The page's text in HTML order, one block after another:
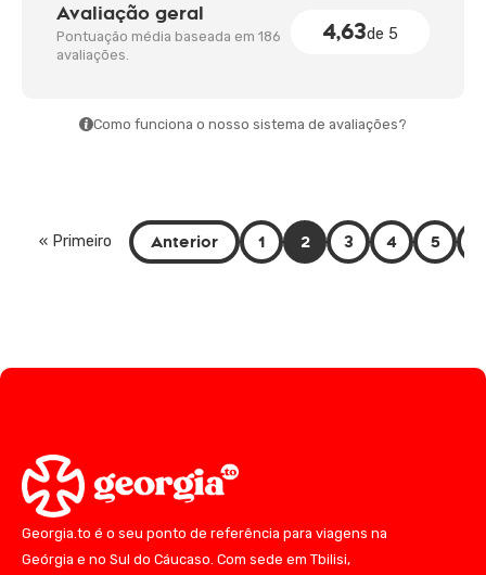
Avaliação geral
Pontuação média baseada em 186
avaliações.
4,63de 5
Como funciona o nosso sistema de avaliações?
« Primeiro Anterior 1 2 3 4 5
Georgia.to é o seu ponto de referência para viagens na
Geórgia e no Sul do Cáucaso. Com sede em Tbilisi,